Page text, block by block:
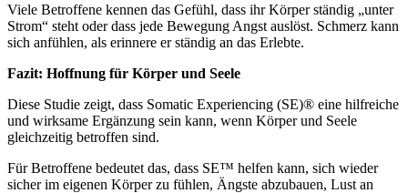
Viele Betroffene kennen das Gefühl, dass ihr Körper ständig „unter
Strom“ steht oder dass jede Bewegung Angst auslöst. Schmerz kann
sich anfühlen, als erinnere er ständig an das Erlebte.
Fazit: Hoffnung für Körper und Seele
Diese Studie zeigt, dass Somatic Experiencing (SE)® eine hilfreiche
und wirksame Ergänzung sein kann, wenn Körper und Seele
gleichzeitig betroffen sind.
Für Betroffene bedeutet das, dass SE™ helfen kann, sich wieder
sicher im eigenen Körper zu fühlen, Ängste abzubauen, Lust an